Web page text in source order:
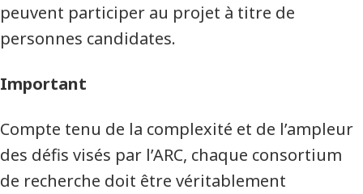
peuvent participer au projet à titre de
personnes candidates.
Important
Compte tenu de la complexité et de l’ampleur
des défis visés par l’ARC, chaque consortium
de recherche doit être véritablement